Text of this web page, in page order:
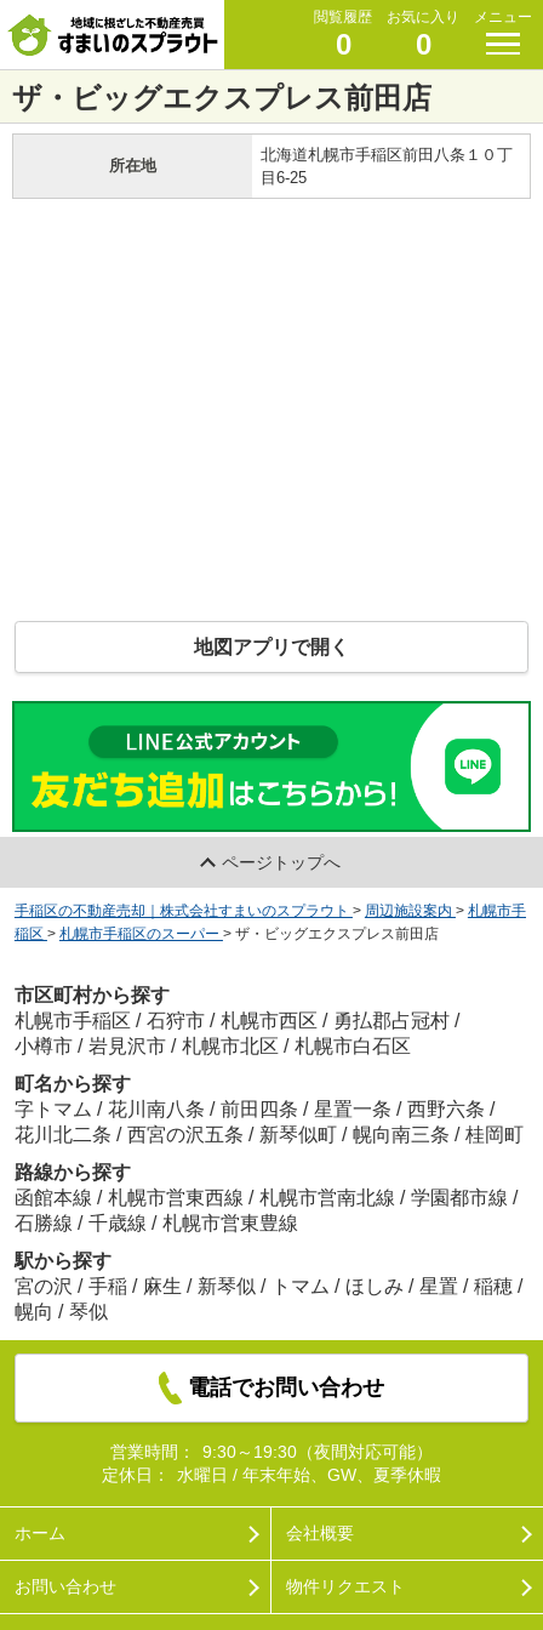
閲覧履歴
0
お気に入り
0
メニュー
ザ・ビッグエクスプレス前田店
所在地
北海道札幌市手稲区前田八条１０丁
目6-25
地図アプリで開く
ページトップへ
手稲区の不動産売却｜株式会社すまいのスプラウト > 周辺施設案内 > 札幌市手
稲区 > 札幌市手稲区のスーパー > ザ・ビッグエクスプレス前田店
市区町村から探す
札幌市手稲区 / 石狩市 / 札幌市西区 / 勇払郡占冠村 /
小樽市 / 岩見沢市 / 札幌市北区 / 札幌市白石区
町名から探す
字トマム / 花川南八条 / 前田四条 / 星置一条 / 西野六条 /
花川北二条 / 西宮の沢五条 / 新琴似町 / 幌向南三条 / 桂岡町
路線から探す
函館本線 / 札幌市営東西線 / 札幌市営南北線 / 学園都市線 /
石勝線 / 千歳線 / 札幌市営東豊線
駅から探す
宮の沢 / 手稲 / 麻生 / 新琴似 / トマム / ほしみ / 星置 / 稲穂 /
幌向 / 琴似
電話でお問い合わせ
営業時間：
9:30～19:30（夜間対応可能）
定休日：
水曜日 / 年末年始、GW、夏季休暇
ホーム 会社概要
お問い合わせ 物件リクエスト